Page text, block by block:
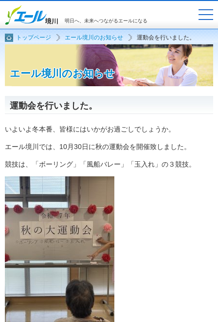
明日へ、未来へつながるエールになる
ホーム 入居案内
ご利用料金
アクセスマップ
トップページ エール境川のお知らせ 運動会を行いました。
エール境川のお知らせ
運動会を行いました。
いよいよ冬本番、皆様にはいかがお過ごしでしょうか。
エール境川では、10月30日に秋の運動会を開催致しました。
競技は、「ボーリング」「風船バレー」「玉入れ」の３競技。